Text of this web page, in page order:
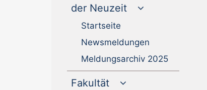
der Neuzeit
Startseite
Newsmeldungen
Meldungsarchiv 2025
Fakultät